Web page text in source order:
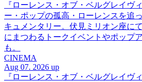
『ローレンス・オブ・ベルグレイヴ
ー・ポップの孤高・ローレンスを追
キュメンタリー。伏見ミリオン座に
にまつわるトークイベントやポップ
も。
CINEMA
Aug 07. 2026 up
『ローレンス・オブ・ベルグレイヴ